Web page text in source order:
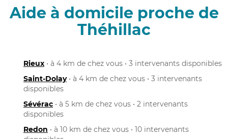
Aide à domicile proche de
Théhillac
Rieux • à 4 km de chez vous • 3 intervenants disponibles
Saint-Dolay• à 4 km de chez vous • 3 intervenants
disponibles
Sévérac • à 5 km de chez vous • 2 intervenants
disponibles
Redon • à 10 km de chez vous • 10 intervenants